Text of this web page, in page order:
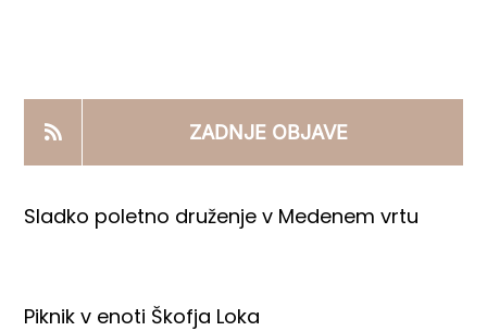
PRODAJNI IZDELKI
AKTUALNO
ZADNJE OBJAVE
Sladko poletno druženje v Medenem vrtu
Piknik v enoti Škofja Loka